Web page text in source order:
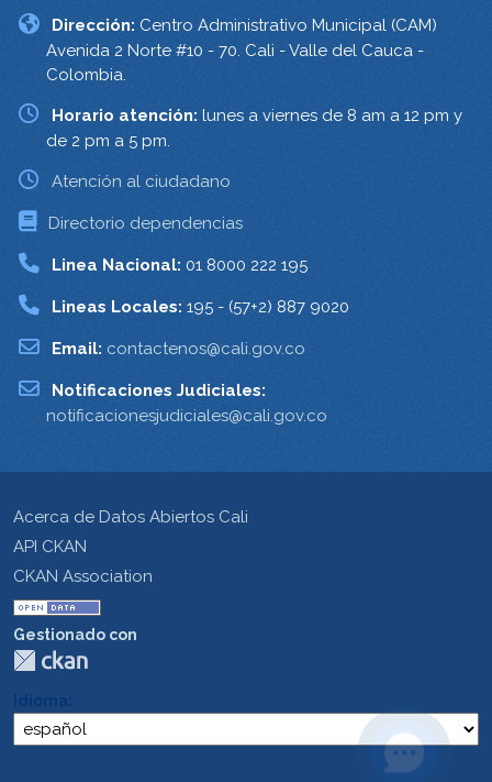
Dirección: Centro Administrativo Municipal (CAM)
Avenida 2 Norte #10 - 70. Cali - Valle del Cauca -
Colombia.
Horario atención: lunes a viernes de 8 am a 12 pm y
de 2 pm a 5 pm.
Atención al ciudadano
Directorio dependencias
Linea Nacional: 01 8000 222 195
Lineas Locales: 195 - (57+2) 887 9020
Email: contactenos@cali.gov.co
Notificaciones Judiciales:
notificacionesjudiciales@cali.gov.co
Acerca de Datos Abiertos Cali
API CKAN
CKAN Association
Gestionado con